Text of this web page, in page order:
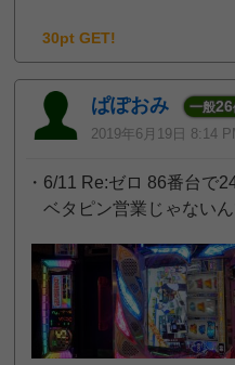
30pt GET!
ぱぽおみ 一般26
2019年6月19日 8:14
・6/11 Re:ゼロ 86番台で
ベタピン営業じゃないん